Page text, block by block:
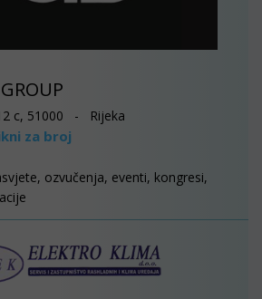
c, 51000 - Rijeka
za broj
ozvučenja, eventi, kongresi,